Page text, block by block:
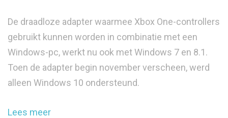
De draadloze adapter waarmee Xbox One-controllers
gebruikt kunnen worden in combinatie met een
Windows-pc, werkt nu ook met Windows 7 en 8.1.
Toen de adapter begin november verscheen, werd
alleen Windows 10 ondersteund.
Lees meer